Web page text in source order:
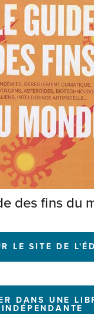
des fins du
LE SITE DE
DANS UNE
INDÉPENDANTE